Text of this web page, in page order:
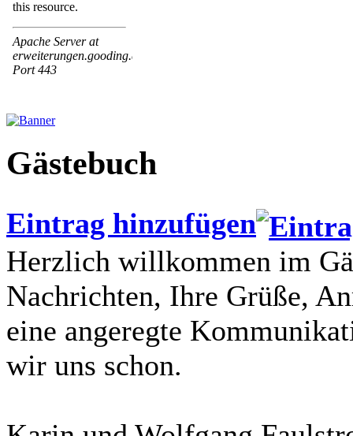
Gästebuch
Eintrag hinzufügen
Herzlich willkommen im
Nachrichten, Ihre Grüße,
eine angeregte
wir uns schon.